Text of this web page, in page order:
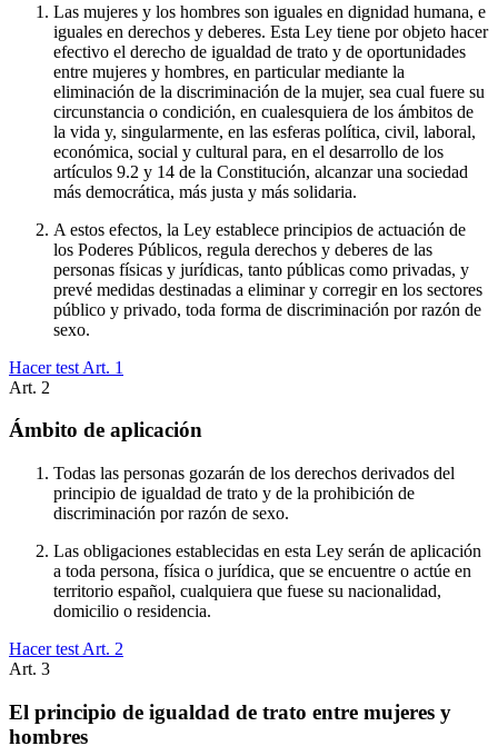
Las mujeres y los hombres son iguales en dignidad humana, e
iguales en derechos y deberes. Esta Ley tiene por objeto hacer
efectivo el derecho de igualdad de trato y de oportunidades
entre mujeres y hombres, en particular mediante la
eliminación de la discriminación de la mujer, sea cual fuere su
circunstancia o condición, en cualesquiera de los ámbitos de
la vida y, singularmente, en las esferas política, civil, laboral,
económica, social y cultural para, en el desarrollo de los
artículos 9.2 y 14 de la Constitución, alcanzar una sociedad
más democrática, más justa y más solidaria.
A estos efectos, la Ley establece principios de actuación de
los Poderes Públicos, regula derechos y deberes de las
personas físicas y jurídicas, tanto públicas como privadas, y
prevé medidas destinadas a eliminar y corregir en los sectores
público y privado, toda forma de discriminación por razón de
sexo.
Hacer test Art. 1
Art. 2
Ámbito de aplicación
Todas las personas gozarán de los derechos derivados del
principio de igualdad de trato y de la prohibición de
discriminación por razón de sexo.
Las obligaciones establecidas en esta Ley serán de aplicación
a toda persona, física o jurídica, que se encuentre o actúe en
territorio español, cualquiera que fuese su nacionalidad,
domicilio o residencia.
Hacer test Art. 2
Art. 3
El principio de igualdad de trato entre mujeres y
hombres